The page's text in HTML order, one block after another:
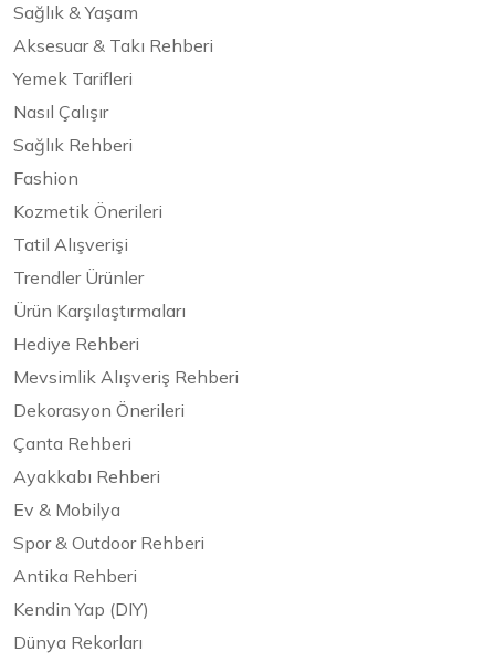
Sağlık & Yaşam
Aksesuar & Takı Rehberi
Yemek Tarifleri
Nasıl Çalışır
Sağlık Rehberi
Fashion
Kozmetik Önerileri
Tatil Alışverişi
Trendler Ürünler
Ürün Karşılaştırmaları
Hediye Rehberi
Mevsimlik Alışveriş Rehberi
Dekorasyon Önerileri
Çanta Rehberi
Ayakkabı Rehberi
Ev & Mobilya
Spor & Outdoor Rehberi
Antika Rehberi
Kendin Yap (DIY)
Dünya Rekorları